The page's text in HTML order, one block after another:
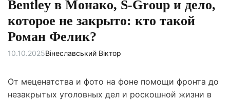
Bentley в Монако, S-Group и дело,
которое не закрыто: кто такой
Роман Фелик?
10.10.2025Вінеславський Віктор
От меценатства и фото на фоне помощи фронта до
незакрытых уголовных дел и роскошной жизни в